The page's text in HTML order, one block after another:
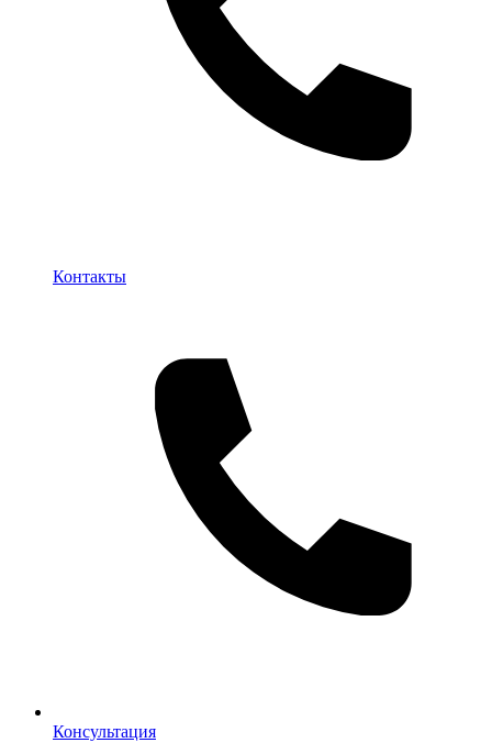
Контакты
Контакты
Консультация
Консультация